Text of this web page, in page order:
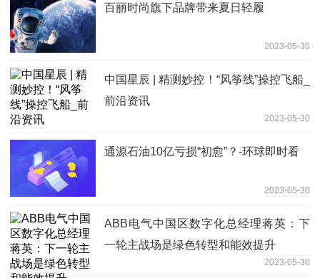
百丽时尚旗下品牌带来夏日轻履
2023-05-30
中国星辰 | 精测妙控！“风筝线”操控飞船_
前沿资讯
2023-05-30
通源石油10亿亏损“初愈”？-环球即时看
2023-05-30
ABB电气中国区数字化总经理蒋英：下
一轮主战场是绿色转型和能效提升
2023-05-30